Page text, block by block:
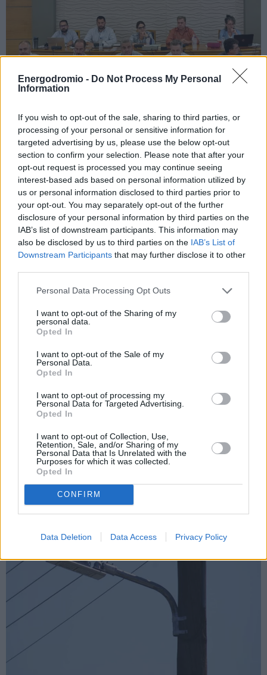
Energodromio - Do Not Process My Personal
Information
If you wish to opt-out of the sale, sharing to third parties, or
processing of your personal or sensitive information for
targeted advertising by us, please use the below opt-out
section to confirm your selection. Please note that after your
opt-out request is processed you may continue seeing
interest-based ads based on personal information utilized by
us or personal information disclosed to third parties prior to
your opt-out. You may separately opt-out of the further
disclosure of your personal information by third parties on the
IAB’s list of downstream participants. This information may
also be disclosed by us to third parties on the IAB’s List of
Downstream Participants that may further disclose it to other
Personal Data Processing Opt Outs
I want to opt-out of the Sharing of my
personal data.
Opted In
I want to opt-out of the Sale of my
Personal Data.
Opted In
I want to opt-out of processing my
Personal Data for Targeted Advertising.
Opted In
I want to opt-out of Collection, Use,
Retention, Sale, and/or Sharing of my
Personal Data that Is Unrelated with the
Purposes for which it was collected.
Opted In
CONFIRM
Data Deletion Data Access Privacy Policy
Σε τροχιά «έξυπνες γέφυρες» και
έργα οδοφωτισμού LED στην
Περιφέρεια Στ. Ελλάδας
Συστήματα IoT και RTSHM για ασφαλέστερους δρόμους
και γέφυρες σε Βοιωτία, Εύβοια, Φθιώτιδα, Φωκίδα και
Ευρυτανία
Εργασίες συντήρησης οδοφωτισμού στην
επαρχιακή οδό Θεσσαλονίκης – Μηχανιώνας